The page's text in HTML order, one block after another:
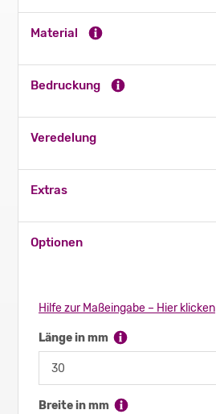
Hilfe zur Maßeingabe – Hier klicken
Länge in mm
Breite in mm
Material
Bedruckung
Veredelung
Extras
Optionen